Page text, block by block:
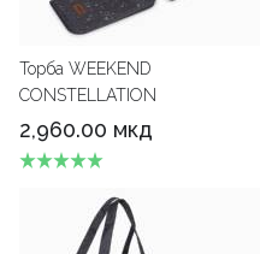
Торба WEEKEND
CONSTELLATION
2,960.00 мкд